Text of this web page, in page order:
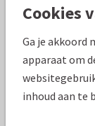
Mooie
Cookies
Ga je akkoord
apparaat om
inhoud aan te